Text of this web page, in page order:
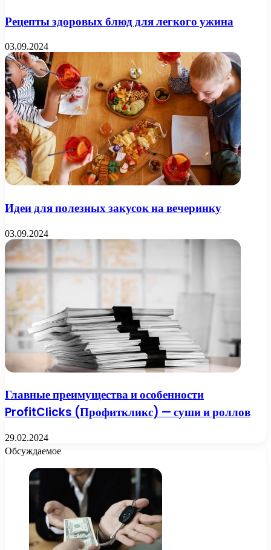
Рецепты здоровых блюд для легкого ужина
03.09.2024
Идеи для полезных закусок на вечеринку
03.09.2024
Главные преимущества и особенности
ProfitClicks (Профиткликс) — суши и роллов
29.02.2024
Обсуждаемое